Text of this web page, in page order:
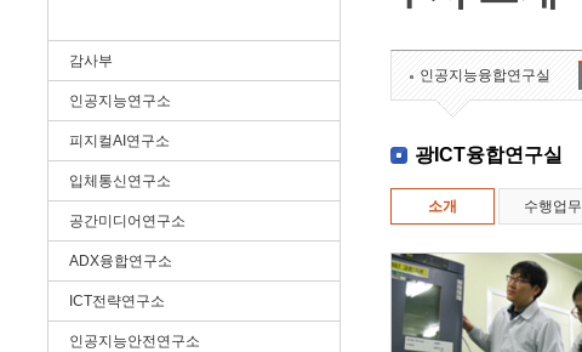
감사부
인공지능연구소
피지컬AI연구소
입체통신연구소
공간미디어연구소
ADX융합연구소
ICT전략연구소
인공지능안전연구소
인공지능융합연구실
광ICT융합연구실
소개 수행업무